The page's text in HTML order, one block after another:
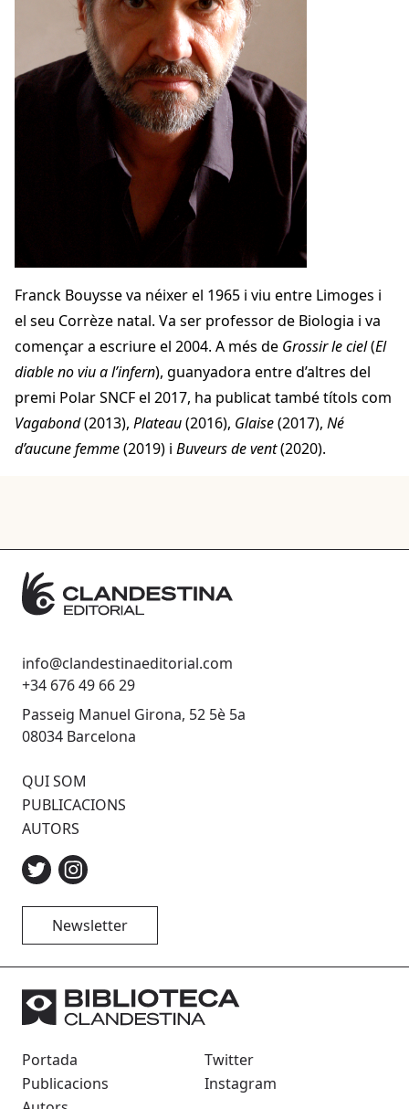
Franck Bouysse va néixer el 1965 i viu entre Limoges i
el seu Corrèze natal. Va ser professor de Biologia i va
començar a escriure el 2004. A més de Grossir le ciel(El
diable no viu a l’infern), guanyadora entre d’altres del
premi Polar SNCF el 2017, ha publicat també títols com
Vagabond(2013), Plateau(2016), Glaise(2017), Né
d’aucune femme(2019) i Buveurs de vent(2020).
info@clandestinaeditorial.com
+34 676 49 66 29
Passeig Manuel Girona, 52 5è 5a
08034 Barcelona
QUI SOM
PUBLICACIONS
AUTORS
Newsletter
Portada
Publicacions
Twitter
Instagram